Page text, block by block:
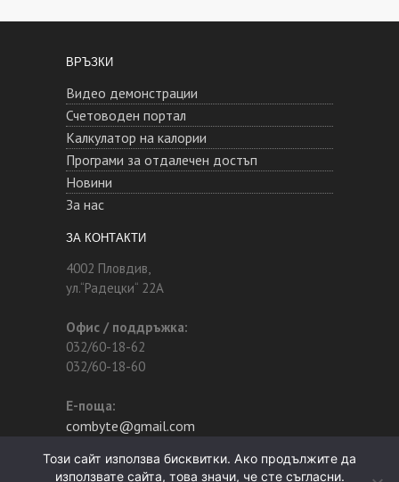
ВРЪЗКИ
Видео демонстрации
Счетоводен портал
Калкулатор на калории
Програми за отдалечен достъп
Новини
За нас
ЗА КОНТАКТИ
4002 Пловдив,
ул.“Радецки“ 22А
Офис / поддръжка:
032/60-18-62
032/60-18-60
Е-поща:
combyte@gmail.com
Този сайт използва бисквитки. Ако продължите да
използвате сайта, това значи, че сте съгласни.